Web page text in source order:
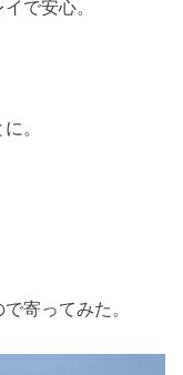
で安心。
。
寄ってみた。